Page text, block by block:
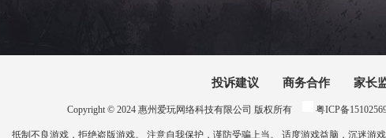
投诉建议 商务合作 家长
Copyright © 2024 惠州爱玩网络科技有限公司 版权所有 粤ICP备
抵制不良游戏，拒绝盗版游戏。 注意自我保护，谨防受骗上当。 适度游戏益脑，沉迷游